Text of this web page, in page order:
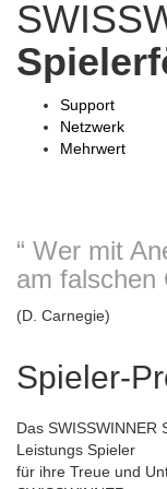
Support
Netzwerk
Mehrwert
“ Wer mit
am falschen
(D. Carnegie)
Spieler-
Das SWISSWINNER
Leistungs Spieler
für ihre Treue und